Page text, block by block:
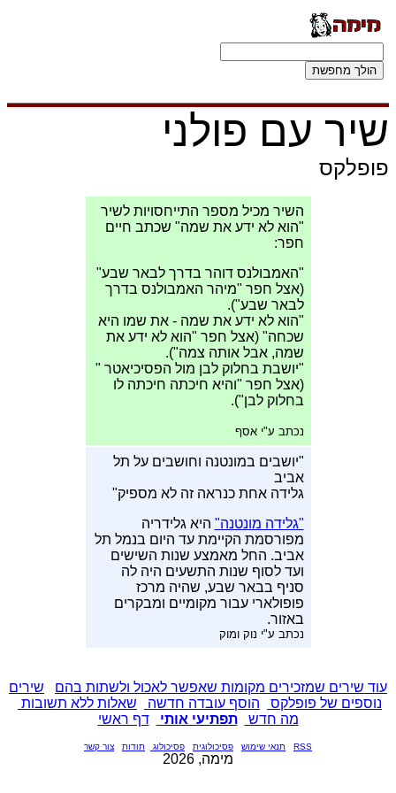
שיר עם פולני
פופלקס
השיר מכיל מספר התייחסויות לשיר
"הוא לא ידע את שמה" שכתב חיים
חפר:
"האמבולנס דוהר בדרך לבאר שבע"
(אצל חפר "מיהר האמבולנס בדרך
לבאר שבע").
"הוא לא ידע את שמה - את שמו היא
שכחה" (אצל חפר "הוא לא ידע את
שמה, אבל אותה צמה").
"יושבת בחלוק לבן מול הפסיכיאטר "
(אצל חפר "והיא חיכתה חיכתה לו
בחלוק לבן").
נכתב ע"י אסף
"יושבים במונטנה וחושבים על תל
אביב
גלידה אחת כנראה זה לא מספיק"
"גלידה מונטנה" היא גלידריה
מפורסמת הקיימת עד היום בנמל תל
אביב. החל מאמצע שנות השישים
ועד לסוף שנות התשעים היה לה
סניף בבאר שבע, שהיה מרכז
פופולארי עבור מקומיים ומבקרים
באזור.
נכתב ע"י נוק ומוק
עוד שירים שמזכירים מקומות שאפשר לאכול ולשתות בהם
שירים
נוספים של פופלקס
הוסף עובדה חדשה
שאלות ללא תשובות
מה חדש
תפתיעי אותי דף ראשי
RSS תנאי שימוש פסיכולוגית פסיכולוג תודות צור קשר
מימה, 2026